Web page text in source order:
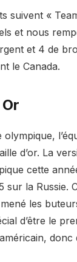
suivent «
et nous
et 4 de
le Canada.
olympique,
d’or. La
cette
sur la Russie.
les
d’être le
donc